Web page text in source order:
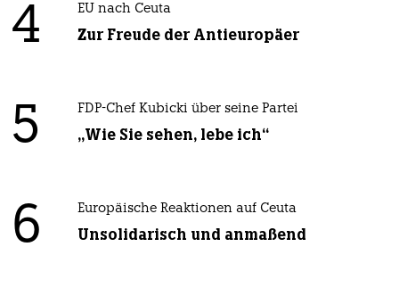
4 EU nach Ceuta
Zur Freude der Antieuropäer
5 FDP-Chef Kubicki über seine Partei
„Wie Sie sehen, lebe ich“
6 Europäische Reaktionen auf Ceuta
Unsolidarisch und anmaßend